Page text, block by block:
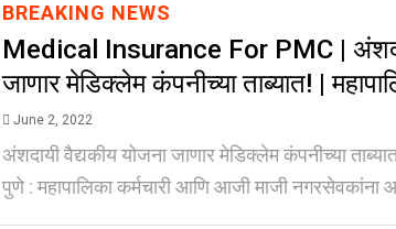
BREAKING NEWS
Medical Insurance For PMC |
जाणार मेडिक्लेम कंपनीच्या ताब्यात! |
June 2, 2022
अंशदायी वैद्यकीय योजना जाणार मेडिक्लेम कंपनीच्या
पुणे : महापालिका कर्मचारी आणि आजी माजी नगरसेवकांना